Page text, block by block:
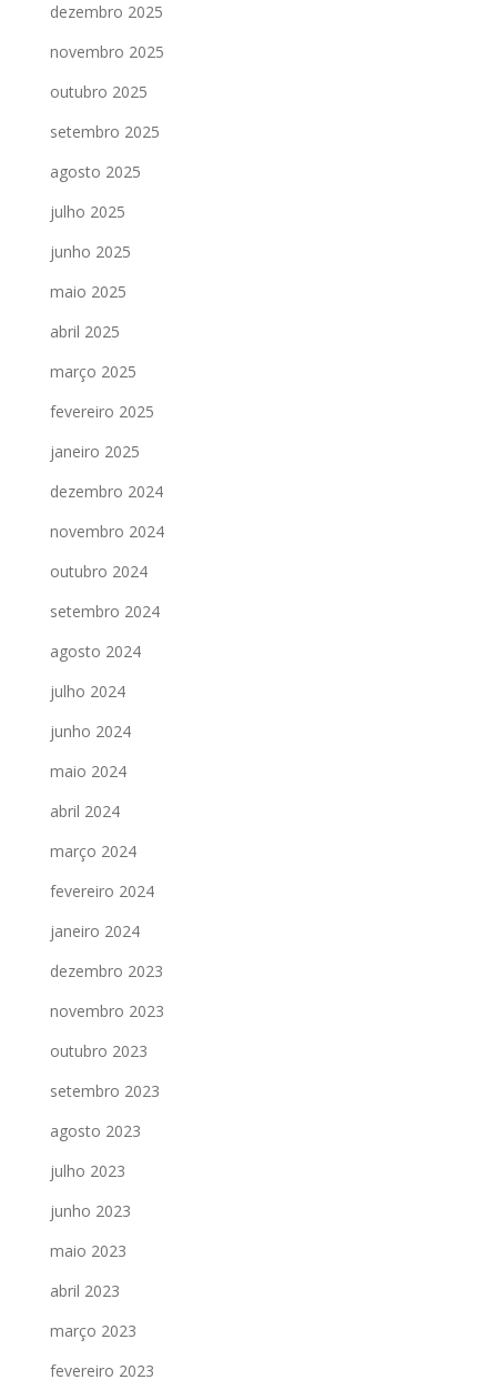
dezembro 2025
novembro 2025
outubro 2025
setembro 2025
agosto 2025
julho 2025
junho 2025
maio 2025
abril 2025
março 2025
fevereiro 2025
janeiro 2025
dezembro 2024
novembro 2024
outubro 2024
setembro 2024
agosto 2024
julho 2024
junho 2024
maio 2024
abril 2024
março 2024
fevereiro 2024
janeiro 2024
dezembro 2023
novembro 2023
outubro 2023
setembro 2023
agosto 2023
julho 2023
junho 2023
maio 2023
abril 2023
março 2023
fevereiro 2023